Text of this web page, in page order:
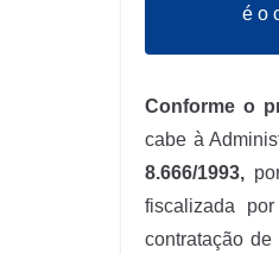
é o
Conforme o
cabe à
8.666/1993,
fiscalizada
contratação